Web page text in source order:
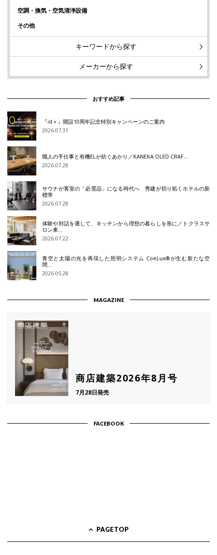
空調・換気・空気清浄設備
その他
キーワードから探す
メーカーから探す
おすすめ記事
『id＋』開設10周年記念特別キャンペーンのご案内
2026.07.31
職人の手仕事と有機ELが紡ぐあかり／KANEKA OLED CRAF…
2026.07.28
サウナが客室の「必需品」になる時代へ 秀建が切り拓くホテルの新
標準
2026.07.28
体験や対話を通して、キッチンから理想の暮らしを形に／トクラスサ
ロン東…
2026.07.22
青空と太陽の光を再現した照明システム CoeLux®が生む新たな空
間…
2026.05.28
MAGAZINE
商店建築2026年8月号
7月28日発売
FACEBOOK
PAGETOP